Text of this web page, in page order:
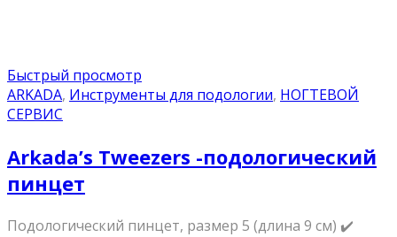
Быстрый просмотр
ARKADA, Инструменты для подологии, НОГТЕВОЙ
СЕРВИС
Arkada’s Tweezers -подологический
пинцет
Подологический пинцет, размер 5 (длина 9 см) ✔️